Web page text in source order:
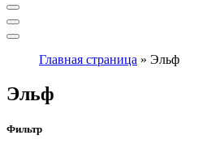
Главная страница » Эльф
Эльф
Фильтр